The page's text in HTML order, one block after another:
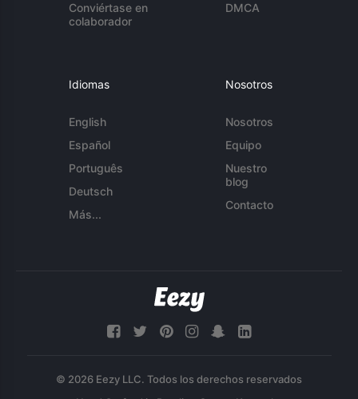
Conviértase en
colaborador
DMCA
Idiomas
English
Español
Português
Deutsch
Más...
Nosotros
Nosotros
Equipo
Nuestro
blog
Contacto
© 2026 Eezy LLC. Todos los derechos reservados